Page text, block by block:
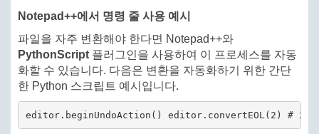
Notepad++에서 명령 줄 사용 예시
파일을 자주 변환해야 한다면 Notepad++와
PythonScript 플러그인을 사용하여 이 프로세스를 자동
화할 수 있습니다. 다음은 변환을 자동화하기 위한 간단
한 Python 스크립트 예시입니다.
editor.beginUndoAction() editor.convertEOL(2) # 2는